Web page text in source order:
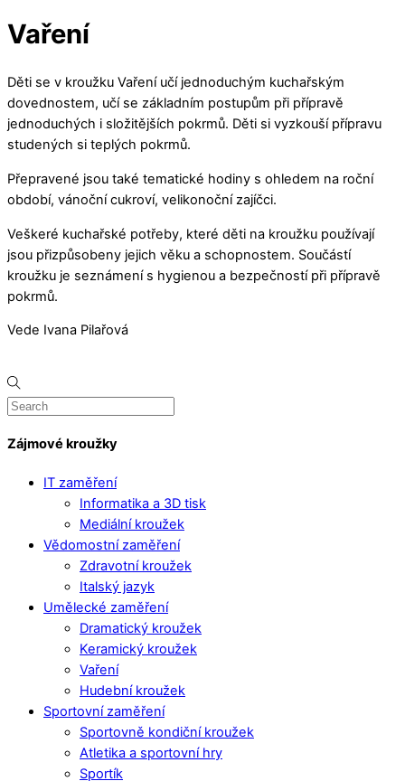
Vaření
Děti se v kroužku Vaření učí jednoduchým kuchařským
dovednostem, učí se základním postupům při přípravě
jednoduchých i složitějších pokrmů. Děti si vyzkouší přípravu
studených si teplých pokrmů.
Přepravené jsou také tematické hodiny s ohledem na roční
období, vánoční cukroví, velikonoční zajíčci.
Veškeré kuchařské potřeby, které děti na kroužku používají
jsou přizpůsobeny jejich věku a schopnostem. Součástí
kroužku je seznámení s hygienou a bezpečností při přípravě
pokrmů.
Vede Ivana Pilařová
Zájmové kroužky
IT zaměření
Informatika a 3D tisk
Mediální kroužek
Vědomostní zaměření
Zdravotní kroužek
Italský jazyk
Umělecké zaměření
Dramatický kroužek
Keramický kroužek
Vaření
Hudební kroužek
Sportovní zaměření
Sportovně kondiční kroužek
Atletika a sportovní hry
Sportík